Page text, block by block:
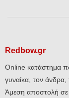
Redbow.gr
Online κατάστημα
γυναίκα, τον άνδρα,
Άμεση αποστολή σε